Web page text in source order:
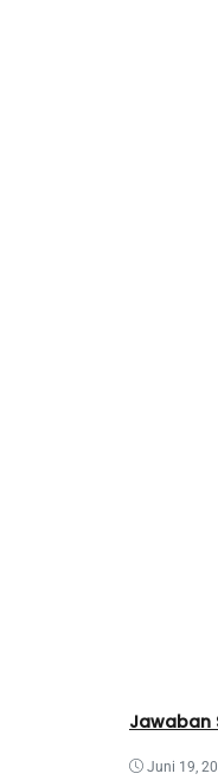
Jawaban
Juni 19,